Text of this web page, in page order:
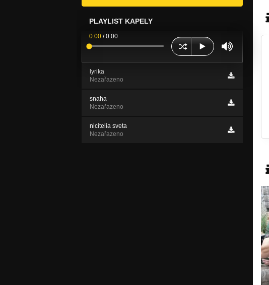
PLAYLIST KAPELY
0:00 /0:00
lyrika
Nezařazeno
snaha
Nezařazeno
nicitelia sveta
Nezařazeno